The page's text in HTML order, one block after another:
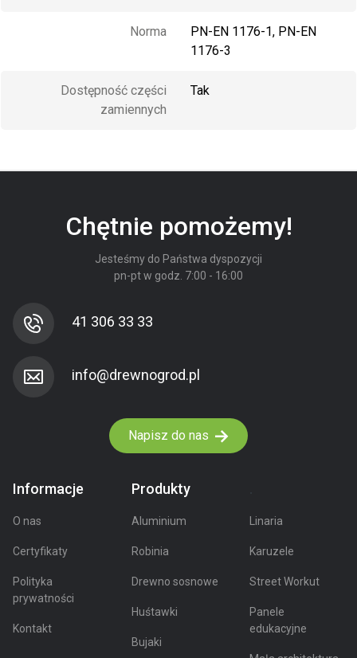
Norma
PN-EN 1176-1, PN-EN
1176-3
Dostępność części
zamiennych
Tak
Chętnie pomożemy!
Jesteśmy do Państwa dyspozycji
pn-pt w godz. 7:00 - 16:00
41 306 33 33
Napisz do nas
Informacje
O nas
Certyfikaty
Polityka
prywatności
Kontakt
Produkty
Aluminium
Robinia
Drewno sosnowe
Huśtawki
Bujaki
Linaria
Karuzele
Street Workut
Panele
edukacyjne